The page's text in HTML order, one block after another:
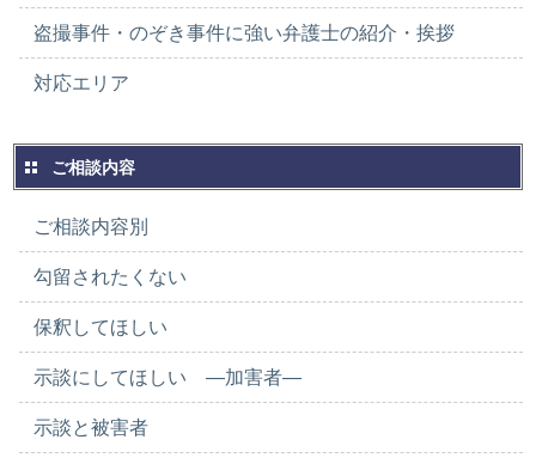
盗撮事件・のぞき事件に強い弁護士の紹介・挨拶
対応エリア
ご相談内容
ご相談内容別
勾留されたくない
保釈してほしい
示談にしてほしい ―加害者―
示談と被害者